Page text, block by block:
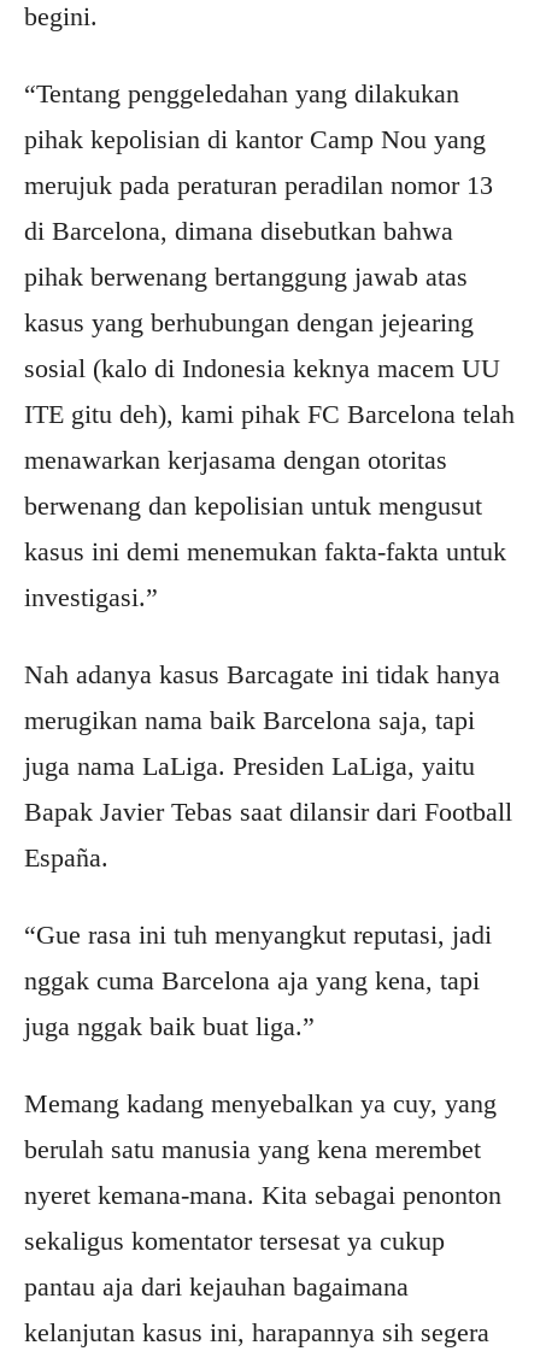
begini.
“Tentang penggeledahan yang dilakukan
pihak kepolisian di kantor Camp Nou yang
merujuk pada peraturan peradilan nomor 13
di Barcelona, dimana disebutkan bahwa
pihak berwenang bertanggung jawab atas
kasus yang berhubungan dengan jejearing
sosial (kalo di Indonesia keknya macem UU
ITE gitu deh), kami pihak FC Barcelona telah
menawarkan kerjasama dengan otoritas
berwenang dan kepolisian untuk mengusut
kasus ini demi menemukan fakta-fakta untuk
investigasi.”
Nah adanya kasus Barcagate ini tidak hanya
merugikan nama baik Barcelona saja, tapi
juga nama LaLiga. Presiden LaLiga, yaitu
Bapak Javier Tebas saat dilansir dari Football
España.
“Gue rasa ini tuh menyangkut reputasi, jadi
nggak cuma Barcelona aja yang kena, tapi
juga nggak baik buat liga.”
Memang kadang menyebalkan ya cuy, yang
berulah satu manusia yang kena merembet
nyeret kemana-mana. Kita sebagai penonton
sekaligus komentator tersesat ya cukup
pantau aja dari kejauhan bagaimana
kelanjutan kasus ini, harapannya sih segera